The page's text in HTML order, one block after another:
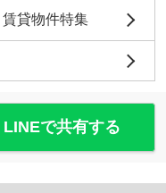
貸物件特集
LINEで共有する